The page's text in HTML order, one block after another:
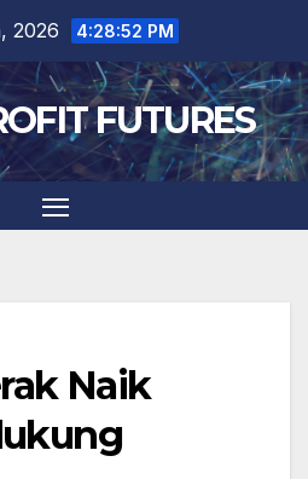
2026 4:28:53 PM
FUTURES
Naik